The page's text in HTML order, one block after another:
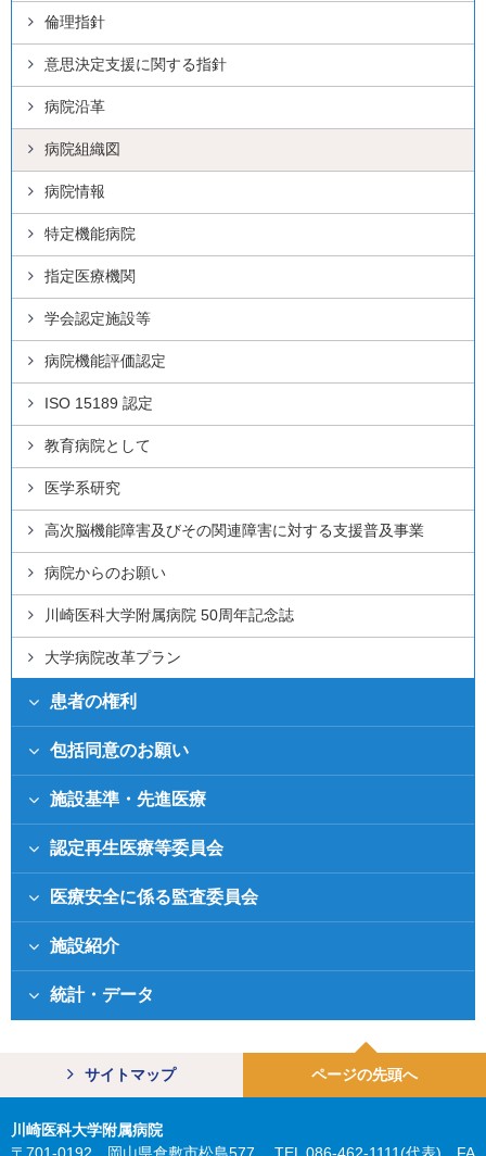
倫理指針
意思決定支援に関する指針
病院沿革
病院組織図
病院情報
特定機能病院
指定医療機関
学会認定施設等
病院機能評価認定
ISO 15189 認定
教育病院として
医学系研究
高次脳機能障害及びその関連障害に対する支援普及事業
病院からのお願い
川崎医科大学附属病院 50周年記念誌
大学病院改革プラン
患者の権利
包括同意のお願い
施設基準・先進医療
認定再生医療等委員会
医療安全に係る監査委員会
施設紹介
統計・データ
サイトマップ ページの先頭へ
川崎医科大学附属病院